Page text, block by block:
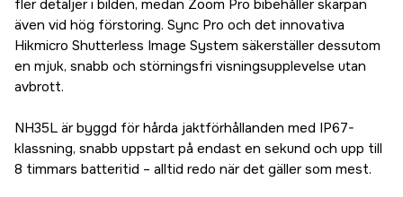
fler detaljer i bilden, medan Zoom Pro bibehåller skärpan
även vid hög förstoring. Sync Pro och det innovativa
Hikmicro Shutterless Image System säkerställer dessutom
en mjuk, snabb och störningsfri visningsupplevelse utan
avbrott.
NH35L är byggd för hårda jaktförhållanden med IP67-
klassning, snabb uppstart på endast en sekund och upp till
8 timmars batteritid – alltid redo när det gäller som mest.